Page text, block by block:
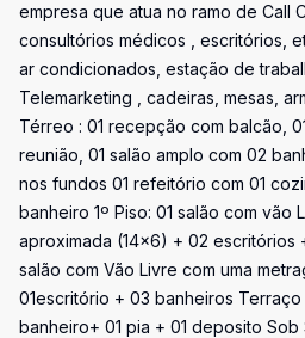
empresa que atua no ramo de Call
consultórios médicos , escritórios,
ar condicionados, estação de
Telemarketing , cadeiras, mesas,
Térreo : 01 recepção com balcão,
reunião, 01 salão amplo com 02
nos fundos 01 refeitório com 01
banheiro 1º Piso: 01 salão com vão
aproximada (14x6) + 02 escritórios
salão com Vão Livre com uma
01escritório + 03 banheiros Terraço
banheiro+ 01 pia + 01 deposito Sob